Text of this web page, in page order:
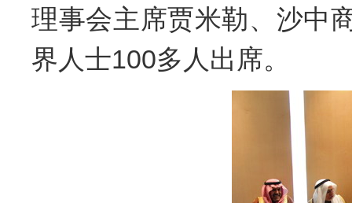
理事会主席贾米勒、沙中
界人士100多人出席。